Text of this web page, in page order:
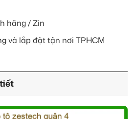
hãng / Zin
và lắp đặt tận nơi TPHCM